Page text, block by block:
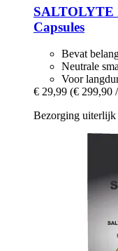
SALTOLYTE
Capsules
Bevat
Neutrale
Voor
€ 29,99 (€ 299,90
Bezorging uiterlijk